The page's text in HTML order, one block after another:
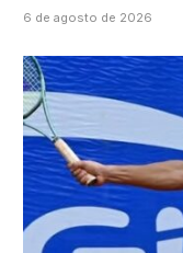
6 de agosto de 2026